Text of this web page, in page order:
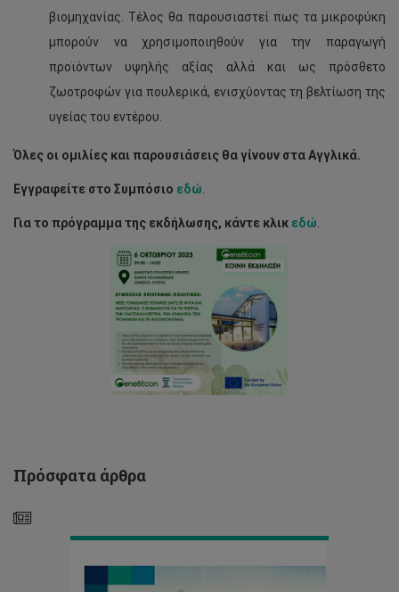
βιομηχανίας. Τέλος θα παρουσιαστεί πως τα μικροφύκη
μπορούν να χρησιμοποιηθούν για την παραγωγή
προϊόντων υψηλής αξίας αλλά και ως πρόσθετο
ζωοτροφών για πουλερικά, ενισχύοντας τη βελτίωση της
υγείας του εντέρου.
Όλες οι ομιλίες και παρουσιάσεις θα γίνουν στα Αγγλικά.
Εγγραφείτε στο Συμπόσιο εδώ
Για το πρόγραμμα της εκδήλωσης, κάντε κλικ εδώ
Πρόσφατα άρθρα
Επιστημόνων
στο